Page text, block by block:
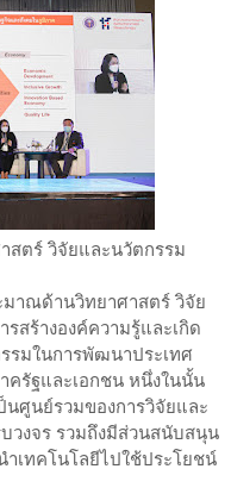
สตร์ วิจัยและนวัตกรรม
าณด้านวิทยาศาสตร์ วิจัย
สร้างองค์ความรู้และเกิด
รมในการพัฒนาประเทศ
ครัฐและเอกชน หนึ่งในนั้น
ศูนย์รวมของการวิจัยและ
วงจร รวมถึงมีส่วนสนับสนุน
ำเทคโนโลยีไปใช้ประโยชน์